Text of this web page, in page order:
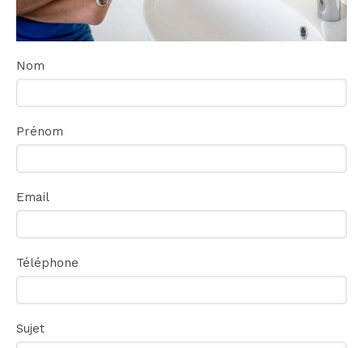
Nom
Prénom
Email
Téléphone
Sujet